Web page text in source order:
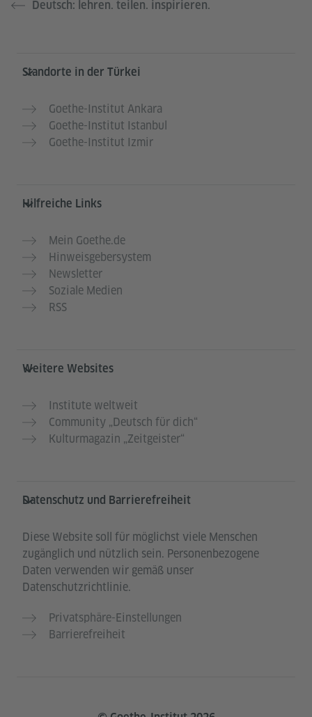
Deutsch: lehren. teilen. inspirieren.
Service- und Informationsbereich
Standorte in der Türkei
Goethe-Institut Ankara
Goethe-Institut Istanbul
Goethe-Institut Izmir
Hilfreiche Links
Mein Goethe.de
Hinweisgebersystem
Newsletter
Soziale Medien
RSS
Weitere Websites
Institute weltweit
Community „Deutsch für dich“
Kulturmagazin „Zeitgeister“
Datenschutz und Barrierefreiheit
Diese Website soll für möglichst viele Menschen
zugänglich und nützlich sein. Personenbezogene
Daten verwenden wir gemäß unser
Datenschutzrichtlinie.
Privatsphäre-Einstellungen
Barrierefreiheit